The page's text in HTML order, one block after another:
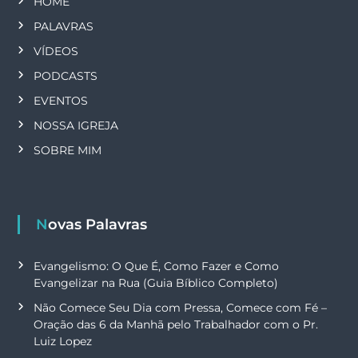
PALAVRAS
VÍDEOS
PODCASTS
EVENTOS
NOSSA IGREJA
SOBRE MIM
Novas Palavras
Evangelismo: O Que É, Como Fazer e Como
Evangelizar na Rua (Guia Bíblico Completo)
Não Comece Seu Dia com Pressa, Comece com Fé –
Oração das 6 da Manhã pelo Trabalhador com o Pr.
Luiz Lopez